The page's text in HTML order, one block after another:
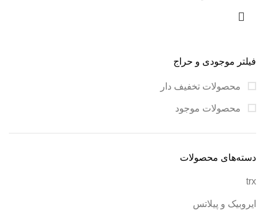
فیلتر موجودی و حراج
محصولات تخفیف دار
محصولات موجود
دسته‌های محصولات
trx
ایروبیک و پیلاتس